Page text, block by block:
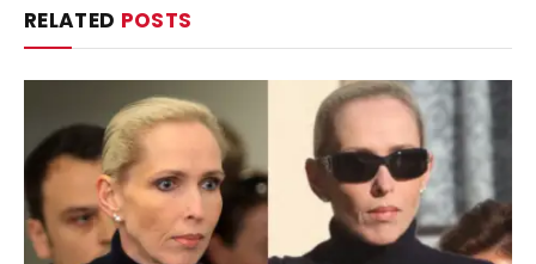
RELATED POSTS